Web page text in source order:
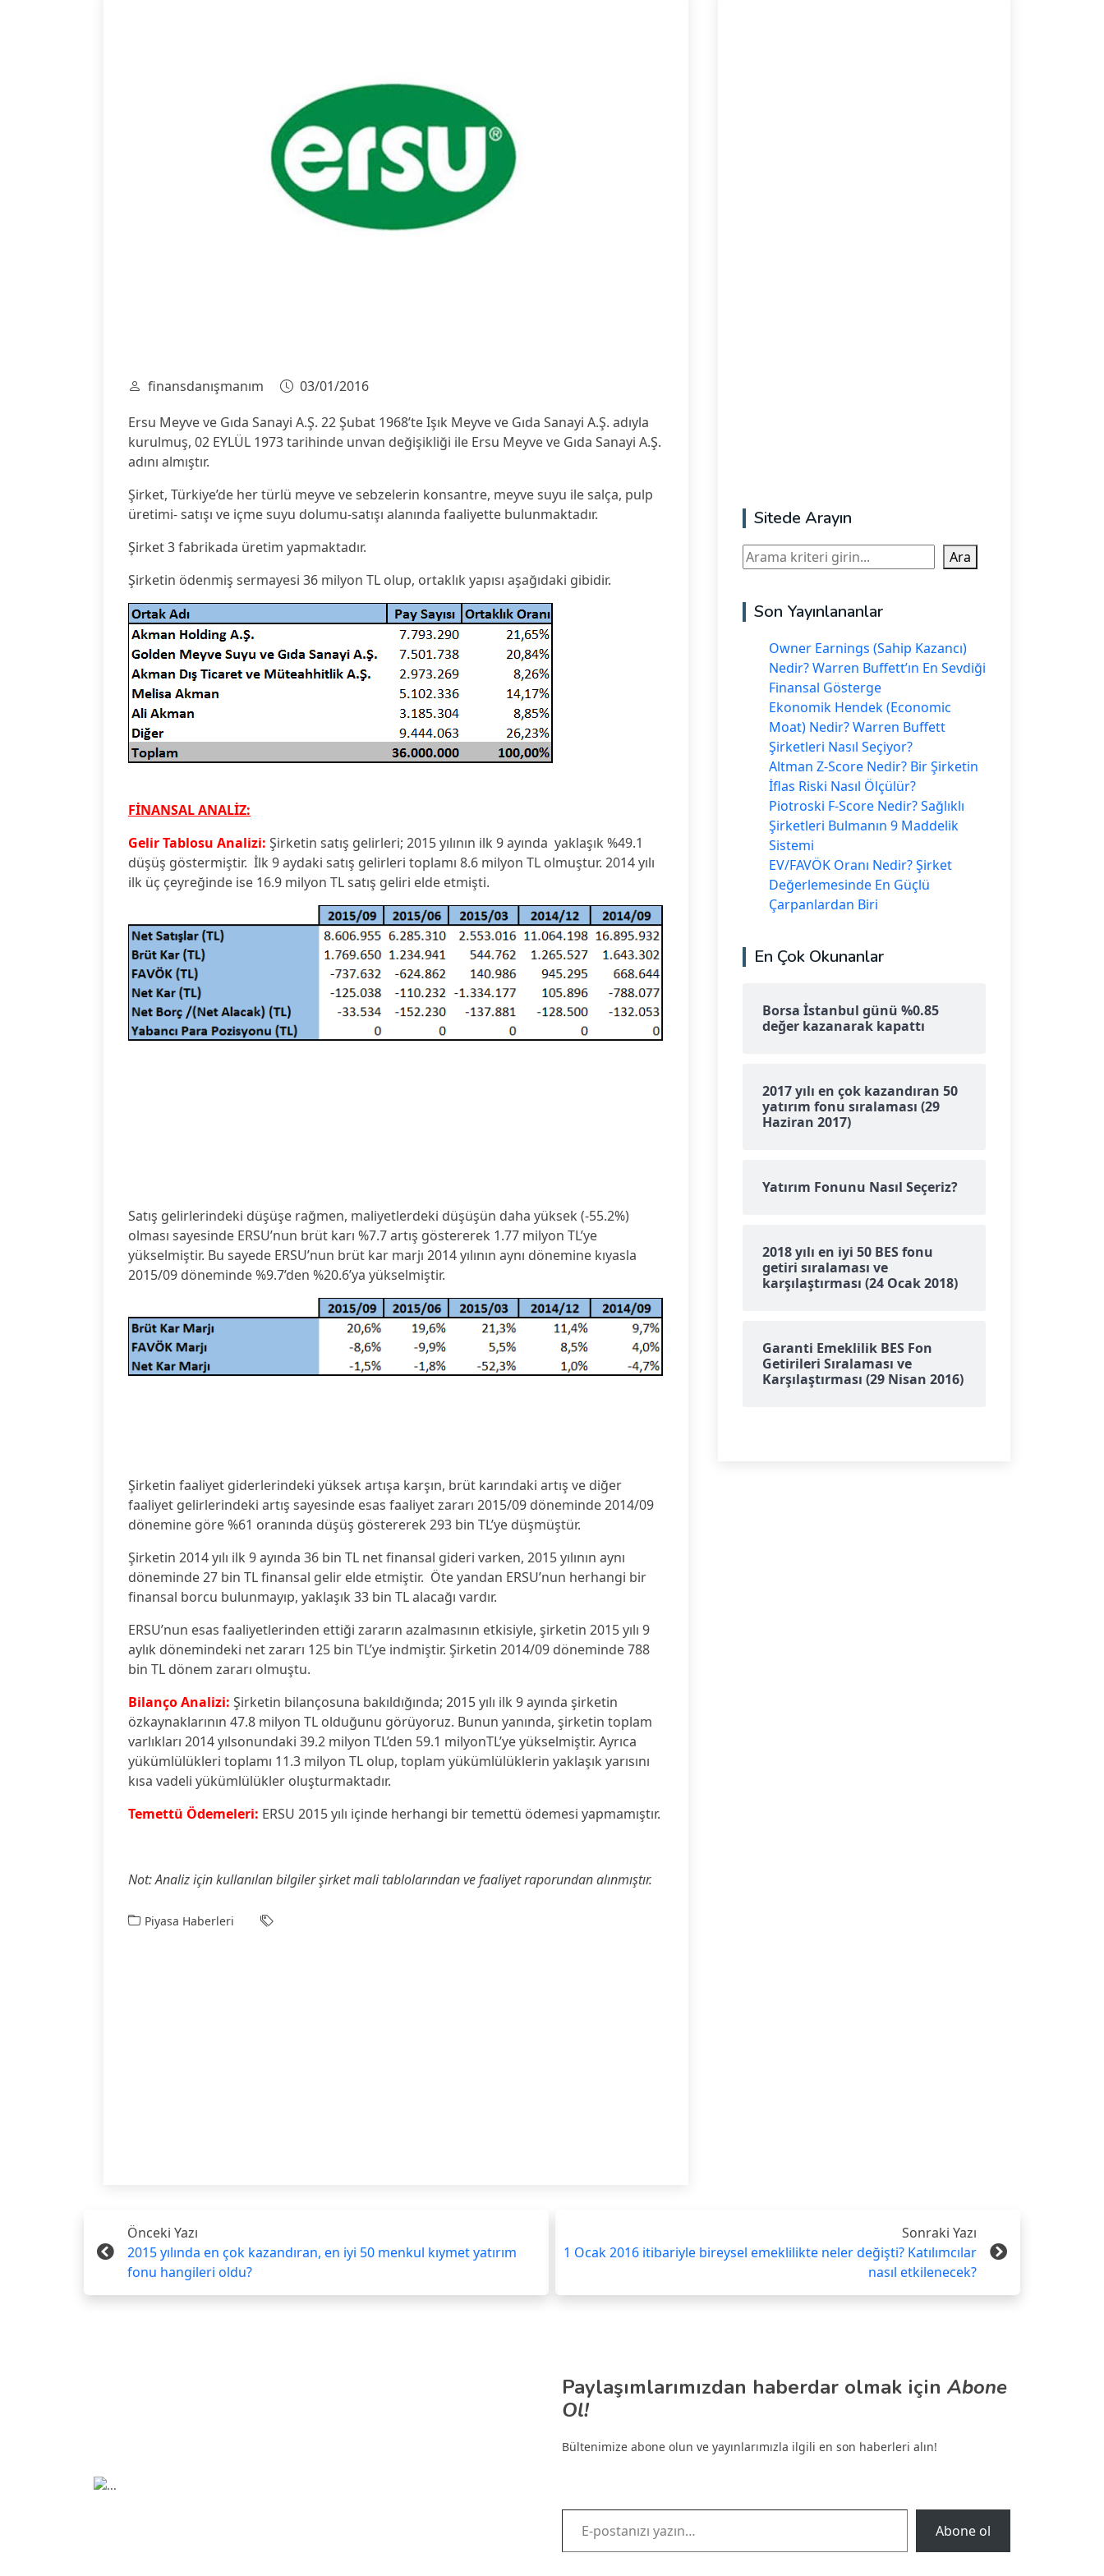
finansdanışmanım
03/01/2016
Ersu Meyve ve Gıda Sanayi A.Ş. 22 Şubat 1968’te Işık Meyve ve Gıda Sanayi A.Ş. adıyla
kurulmuş, 02 EYLÜL 1973 tarihinde unvan değişikliği ile Ersu Meyve ve Gıda Sanayi A.Ş.
adını almıştır.
Şirket, Türkiye’de her türlü meyve ve sebzelerin konsantre, meyve suyu ile salça, pulp
üretimi- satışı ve içme suyu dolumu-satışı alanında faaliyette bulunmaktadır.
Şirket 3 fabrikada üretim yapmaktadır.
Şirketin ödenmiş sermayesi 36 milyon TL olup, ortaklık yapısı aşağıdaki gibidir.
FİNANSAL ANALİZ:
Gelir Tablosu Analizi: Şirketin satış gelirleri; 2015 yılının ilk 9 ayında yaklaşık %49.1
düşüş göstermiştir. İlk 9 aydaki satış gelirleri toplamı 8.6 milyon TL olmuştur. 2014 yılı
ilk üç çeyreğinde ise 16.9 milyon TL satış geliri elde etmişti.
Satış gelirlerindeki düşüşe rağmen, maliyetlerdeki düşüşün daha yüksek (-55.2%)
olması sayesinde ERSU’nun brüt karı %7.7 artış göstererek 1.77 milyon TL’ye
yükselmiştir. Bu sayede ERSU’nun brüt kar marjı 2014 yılının aynı dönemine kıyasla
2015/09 döneminde %9.7’den %20.6’ya yükselmiştir.
Şirketin faaliyet giderlerindeki yüksek artışa karşın, brüt karındaki artış ve diğer
faaliyet gelirlerindeki artış sayesinde esas faaliyet zararı 2015/09 döneminde 2014/09
dönemine göre %61 oranında düşüş göstererek 293 bin TL’ye düşmüştür.
Şirketin 2014 yılı ilk 9 ayında 36 bin TL net finansal gideri varken, 2015 yılının aynı
döneminde 27 bin TL finansal gelir elde etmiştir. Öte yandan ERSU’nun herhangi bir
finansal borcu bulunmayıp, yaklaşık 33 bin TL alacağı vardır.
ERSU’nun esas faaliyetlerinden ettiği zararın azalmasının etkisiyle, şirketin 2015 yılı 9
aylık dönemindeki net zararı 125 bin TL’ye indmiştir. Şirketin 2014/09 döneminde 788
bin TL dönem zararı olmuştu.
Bilanço Analizi: Şirketin bilançosuna bakıldığında; 2015 yılı ilk 9 ayında şirketin
özkaynaklarının 47.8 milyon TL olduğunu görüyoruz. Bunun yanında, şirketin toplam
varlıkları 2014 yılsonundaki 39.2 milyon TL’den 59.1 milyonTL’ye yükselmiştir. Ayrıca
yükümlülükleri toplamı 11.3 milyon TL olup, toplam yükümlülüklerin yaklaşık yarısını
kısa vadeli yükümlülükler oluşturmaktadır.
Temettü Ödemeleri: ERSU 2015 yılı içinde herhangi bir temettü ödemesi yapmamıştır.
Not: Analiz için kullanılan bilgiler şirket mali tablolarından ve faaliyet raporundan alınmıştır.
Piyasa Haberleri
Sitede Arayın
Ara Ara
Son Yayınlananlar
Owner Earnings (Sahip Kazancı)
Nedir? Warren Buffett’ın En Sevdiği
Finansal Gösterge
Ekonomik Hendek (Economic
Moat) Nedir? Warren Buffett
Şirketleri Nasıl Seçiyor?
Altman Z-Score Nedir? Bir Şirketin
İflas Riski Nasıl Ölçülür?
Piotroski F-Score Nedir? Sağlıklı
Şirketleri Bulmanın 9 Maddelik
Sistemi
EV/FAVÖK Oranı Nedir? Şirket
Değerlemesinde En Güçlü
Çarpanlardan Biri
En Çok Okunanlar
Borsa İstanbul günü %0.85
değer kazanarak kapattı
2017 yılı en çok kazandıran 50
yatırım fonu sıralaması (29
Haziran 2017)
Yatırım Fonunu Nasıl Seçeriz?
2018 yılı en iyi 50 BES fonu
getiri sıralaması ve
karşılaştırması (24 Ocak 2018)
Garanti Emeklilik BES Fon
Getirileri Sıralaması ve
Karşılaştırması (29 Nisan 2016)
Önceki Yazı
2015 yılında en çok kazandıran, en iyi 50 menkul kıymet yatırım
fonu hangileri oldu?
Sonraki Yazı
1 Ocak 2016 itibariyle bireysel emeklilikte neler değişti? Katılımcılar
nasıl etkilenecek?
Paylaşımlarımızdan haberdar olmak için Abone
Ol!
Bültenimize abone olun ve yayınlarımızla ilgili en son haberleri alın!
E-postanızı yazın…
Abone ol